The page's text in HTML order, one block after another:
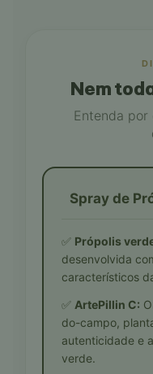
Nem
Entenda por
Spray de
✅ Própolis
desenvolvida
característicos
✅ ArtePillin C:
do-campo,
autenticidade e
verde.